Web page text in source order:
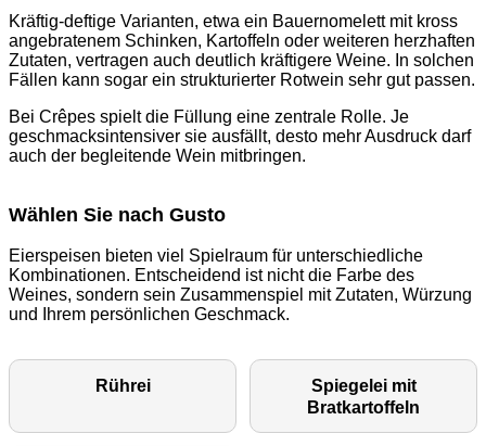
Kräftig-deftige Varianten, etwa ein Bauernomelett mit kross
angebratenem Schinken, Kartoffeln oder weiteren herzhaften
Zutaten, vertragen auch deutlich kräftigere Weine. In solchen
Fällen kann sogar ein strukturierter Rotwein sehr gut passen.
Bei Crêpes spielt die Füllung eine zentrale Rolle. Je
geschmacksintensiver sie ausfällt, desto mehr Ausdruck darf
auch der begleitende Wein mitbringen.
Wählen Sie nach Gusto
Eierspeisen bieten viel Spielraum für unterschiedliche
Kombinationen. Entscheidend ist nicht die Farbe des
Weines, sondern sein Zusammenspiel mit Zutaten, Würzung
und Ihrem persönlichen Geschmack.
Rührei
Spiegelei mit
Bratkartoffeln